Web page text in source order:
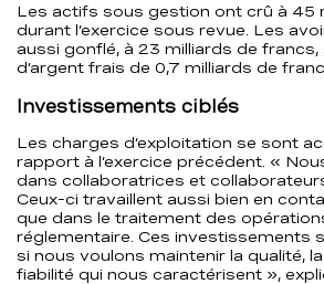
Les actifs sous gestion ont crû à 45
durant l’exercice sous revue. Les
aussi gonflé, à 23 milliards de francs,
d’argent frais de 0,7 milliards de
Investissements ciblés
Les charges d’exploitation se sont
rapport à l’exercice précédent. «
dans collaboratrices et
Ceux-ci travaillent aussi bien en
que dans le traitement des
réglementaire. Ces investissements
si nous voulons maintenir la qualité,
fiabilité qui nous caractérisent »,